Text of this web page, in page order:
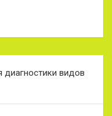
диагностики видов